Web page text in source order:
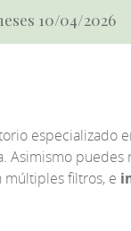
10/04/2026
especializado
Asimismo puedes
múltiples filtros, e